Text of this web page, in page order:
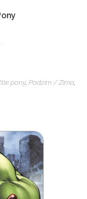
pony, Podzim / Zima,